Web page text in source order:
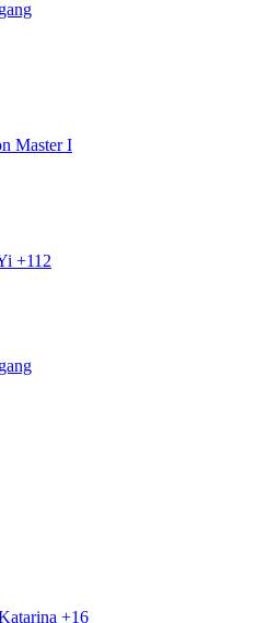
Master I
+112
+16